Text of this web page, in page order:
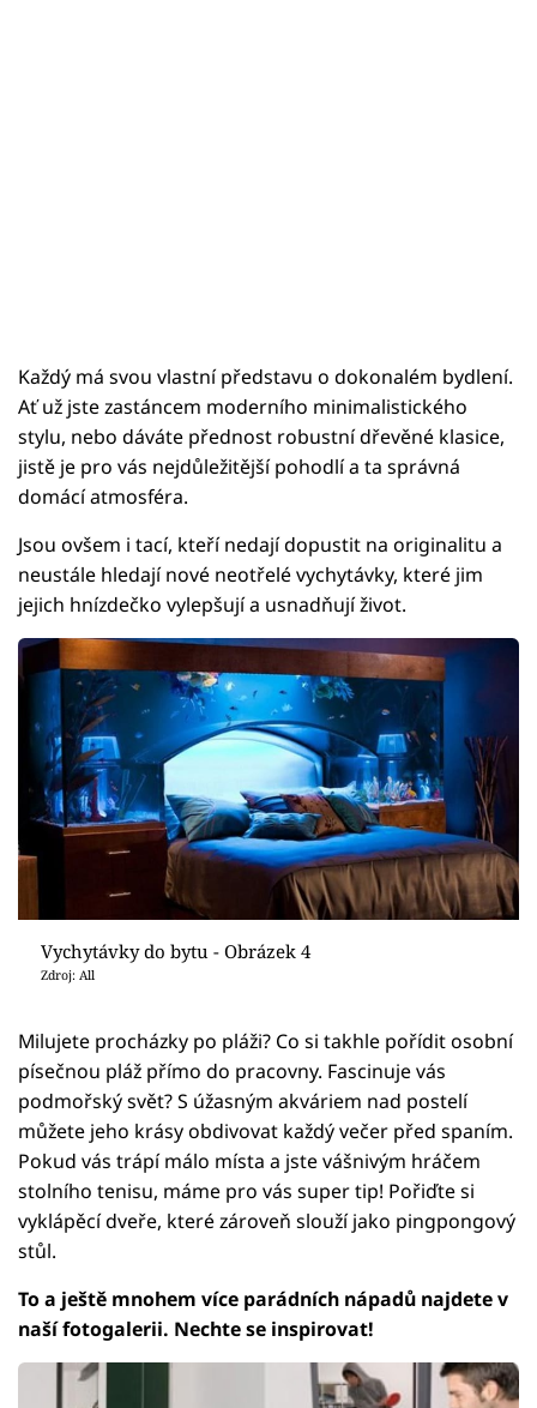
Každý má svou vlastní představu o dokonalém bydlení.
Ať už jste zastáncem moderního minimalistického
stylu, nebo dáváte přednost robustní dřevěné klasice,
jistě je pro vás nejdůležitější pohodlí a ta správná
domácí atmosféra.
Jsou ovšem i tací, kteří nedají dopustit na originalitu a
neustále hledají nové neotřelé vychytávky, které jim
jejich hnízdečko vylepšují a usnadňují život.
Vychytávky do bytu - Obrázek 4
Zdroj: All
Milujete procházky po pláži? Co si takhle pořídit osobní
písečnou pláž přímo do pracovny. Fascinuje vás
podmořský svět? S úžasným akváriem nad postelí
můžete jeho krásy obdivovat každý večer před spaním.
Pokud vás trápí málo místa a jste vášnivým hráčem
stolního tenisu, máme pro vás super tip! Pořiďte si
vyklápěcí dveře, které zároveň slouží jako pingpongový
stůl.
To a ještě mnohem více parádních nápadů najdete v
naší fotogalerii. Nechte se inspirovat!